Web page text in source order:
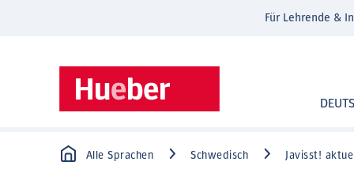
Für Lehrende &
Alle Sprachen Schwedisch Javisst! aktuell